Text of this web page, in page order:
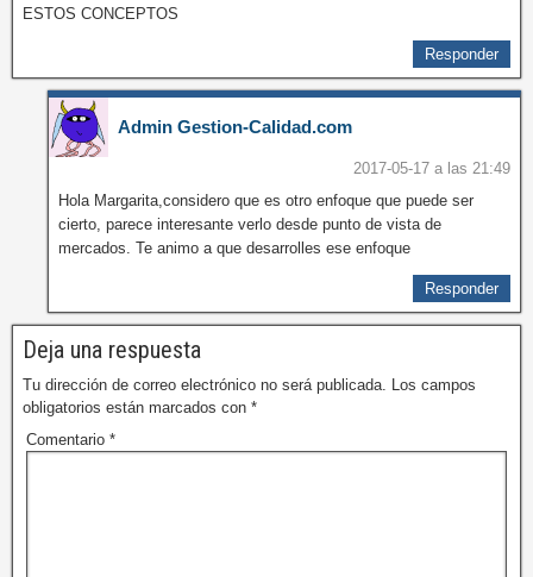
ESTOS CONCEPTOS
Responder
Admin Gestion-Calidad.com
2017-05-17 a las 21:49
Hola Margarita,considero que es otro enfoque que puede ser
cierto, parece interesante verlo desde punto de vista de
mercados. Te animo a que desarrolles ese enfoque
Responder
Deja una respuesta
Tu dirección de correo electrónico no será publicada. Los campos
obligatorios están marcados con *
Comentario *